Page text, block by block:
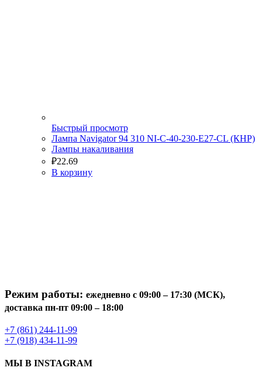
Быстрый просмотр
Лампа Navigator 94 310 NI-C-40-230-E27-CL (КНР)
Лампы накаливания
₽22.69
В корзину
Режим работы: ежедневно с 09:00 – 17:30 (МСК),
доставка пн-пт 09:00 – 18:00
+7 (861) 244-11-99
+7 (918) 434-11-99
МЫ В INSTAGRAM